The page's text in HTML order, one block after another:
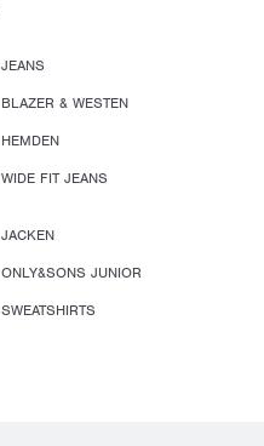
JEANS
BLAZER & WESTEN
HEMDEN
WIDE FIT JEANS
JACKEN
ONLY&SONS JUNIOR
SWEATSHIRTS